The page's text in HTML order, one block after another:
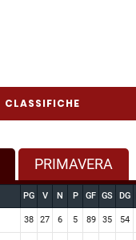
CLASSIFICHE
PRIMAVERA
PG V N P GF GS DG
38 27 6 5 89 35 54